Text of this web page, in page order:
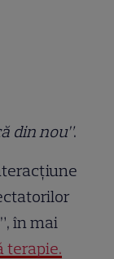
din nou”.
în mai
terapie.